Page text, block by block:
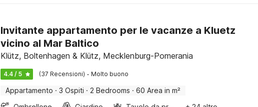
Invitante appartamento per le vacanze a Kluetz
vicino al Mar Baltico
Klütz, Boltenhagen & Klütz, Mecklenburg-Pomerania
4.4 / 5 (37 Recensioni) · Molto buono
Appartamento · 3 Ospiti · 2 Bedrooms · 60 Area in m²